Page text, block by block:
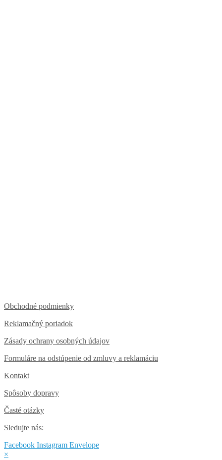
Obchodné podmienky
Reklamačný poriadok
Zásady ochrany osobných údajov
Formuláre na odstúpenie od zmluvy a reklamáciu
Kontakt
Spôsoby dopravy
Časté otázky
Sledujte nás:
Facebook Instagram Envelope
×